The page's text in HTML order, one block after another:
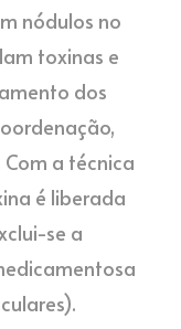
nódulos no
toxinas e
dos
a técnica
é liberada
se a